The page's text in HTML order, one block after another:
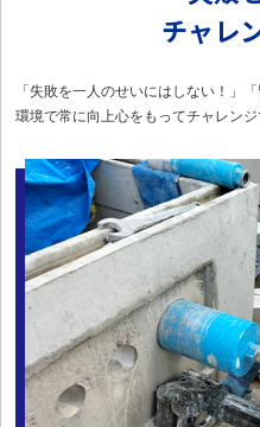
チャレ
「失敗を一人のせいにはしない！」
環境で常に向上心をもってチャレンジ